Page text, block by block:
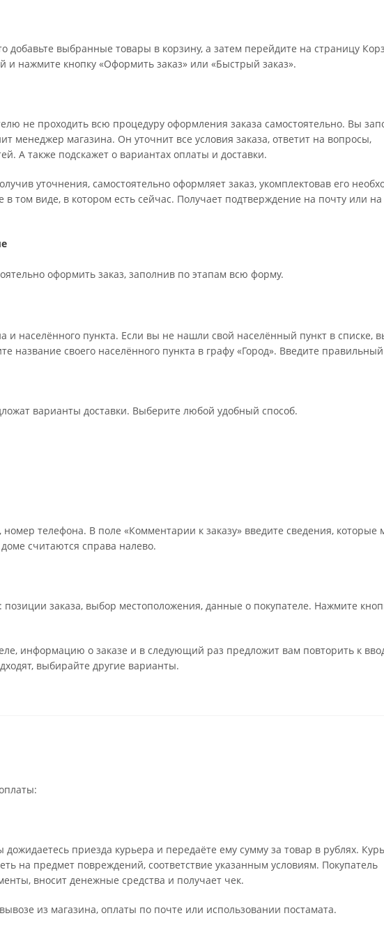
добавьте выбранные товары в корзину, а затем перейдите на страницу
и нажмите кнопку «Оформить заказ» или «Быстрый заказ».
не проходить всю процедуру оформления заказа самостоятельно. Вы
менеджер магазина. Он уточнит все условия заказа, ответит на вопросы,
А также подскажет о вариантах оплаты и доставки.
уточнения, самостоятельно оформляет заказ, укомплектовав его
том виде, в котором есть сейчас. Получает подтверждение на почту или на
оформить заказ, заполнив по этапам всю форму.
и населённого пункта. Если вы не нашли свой населённый пункт в списке,
название своего населённого пункта в графу «Город». Введите
варианты доставки. Выберите любой удобный способ.
телефона. В поле «Комментарии к заказу» введите сведения, которые
считаются справа налево.
заказа, выбор местоположения, данные о покупателе. Нажмите
информацию о заказе и в следующий раз предложит вам повторить к
выбирайте другие варианты.
приезда курьера и передаёте ему сумму за товар в рублях.
на предмет повреждений, соответствие указанным условиям. Покупатель
вносит денежные средства и получает чек.
из магазина, оплаты по почте или использовании постамата.